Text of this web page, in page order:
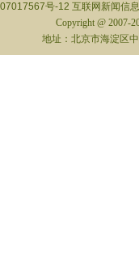
号-12 互联网新闻信
Copyright @ 2007-
地址：北京市海淀区